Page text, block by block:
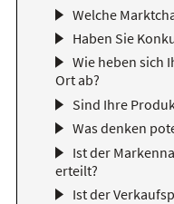
Welche
Haben Sie
Wie heben sich
Ort ab?
Sind Ihre
Was denken
Ist der
erteilt?
Ist der